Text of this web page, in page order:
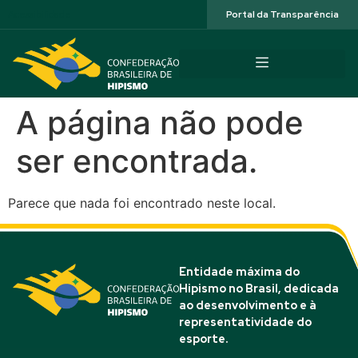
Portal da Transparência
A página não pode
ser encontrada.
Parece que nada foi encontrado neste local.
Entidade máxima do
Hipismo no Brasil, dedicada
ao desenvolvimento e à
representatividade do
esporte.